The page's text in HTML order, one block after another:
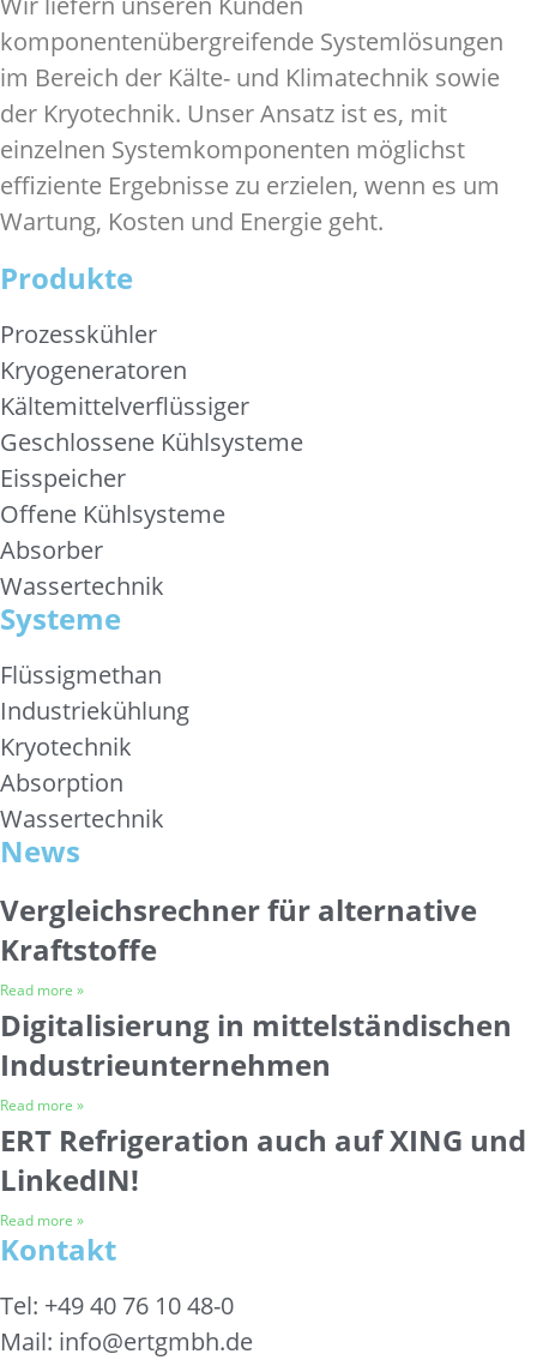
komponentenübergreifende Systemlösungen
im Bereich der Kälte- und Klimatechnik sowie
der Kryotechnik. Unser Ansatz ist es, mit
einzelnen Systemkomponenten möglichst
effiziente Ergebnisse zu erzielen, wenn es um
Wartung, Kosten und Energie geht.
Produkte
Prozesskühler
Kryogeneratoren
Kältemittelverflüssiger
Geschlossene Kühlsysteme
Eisspeicher
Offene Kühlsysteme
Absorber
Wassertechnik
Systeme
Flüssigmethan
Industriekühlung
Kryotechnik
Absorption
Wassertechnik
News
Vergleichsrechner für alternative
Kraftstoffe
Read more »
Digitalisierung in mittelständischen
Industrieunternehmen
Read more »
ERT Refrigeration auch auf XING und
LinkedIN!
Read more »
Kontakt
Tel: +49 40 76 10 48-0
Mail: info@ertgmbh.de